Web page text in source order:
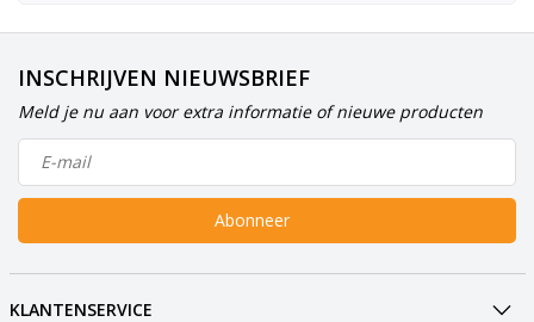
INSCHRIJVEN NIEUWSBRIEF
Meld je nu aan voor extra informatie of nieuwe producten
Abonneer
KLANTENSERVICE